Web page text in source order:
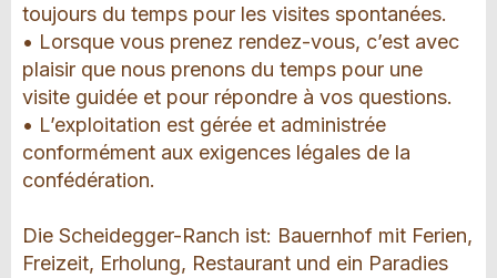
toujours du temps pour les visites spontanées.
• Lorsque vous prenez rendez-vous, c’est avec
plaisir que nous prenons du temps pour une
visite guidée et pour répondre à vos questions.
• L’exploitation est gérée et administrée
conformément aux exigences légales de la
confédération.
Die Scheidegger-Ranch ist: Bauernhof mit Ferien,
Freizeit, Erholung, Restaurant und ein Paradies